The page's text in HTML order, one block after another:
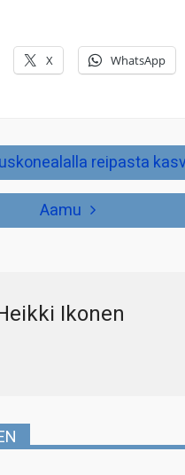
X WhatsApp
reipasta
Aamu
Ikonen